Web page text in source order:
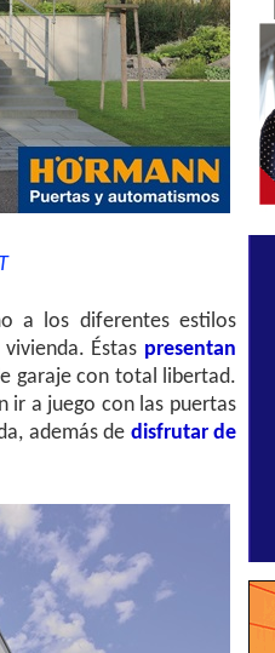
a los diferentes estilos
Éstas presentan
garaje con total libertad.
ir a juego con las puertas
además de disfrutar de